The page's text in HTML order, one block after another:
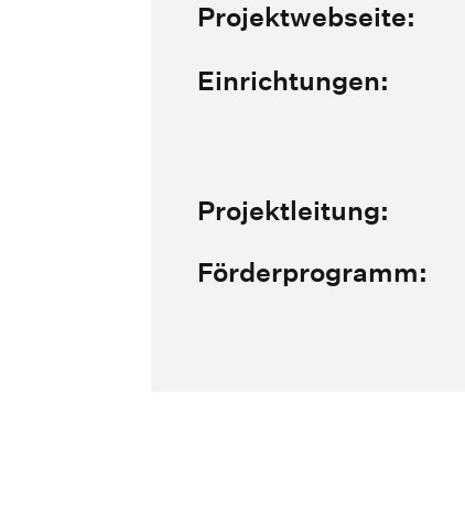
Projektwebseite:
Einrichtungen:
Projektleitung:
Förderprogramm: